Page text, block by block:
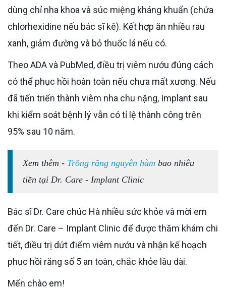
dùng chỉ nha khoa và súc miệng kháng khuẩn (chứa
chlorhexidine nếu bác sĩ kê). Kết hợp ăn nhiều rau
xanh, giảm đường và bỏ thuốc lá nếu có.
Theo ADA và PubMed, điều trị viêm nướu đúng cách
có thể phục hồi hoàn toàn nếu chưa mất xương. Nếu
đã tiến triển thành viêm nha chu nặng, Implant sau
khi kiểm soát bệnh lý vẫn có tỉ lệ thành công trên
95% sau 10 năm.
Xem thêm - Trồng răng nguyên hàm bao nhiêu
tiền tại Dr. Care - Implant Clinic
Bác sĩ Dr. Care chúc Hà nhiều sức khỏe và mời em
đến Dr. Care – Implant Clinic để được thăm khám chi
tiết, điều trị dứt điểm viêm nướu và nhận kế hoạch
phục hồi răng số 5 an toàn, chắc khỏe lâu dài.
Mến chào em!